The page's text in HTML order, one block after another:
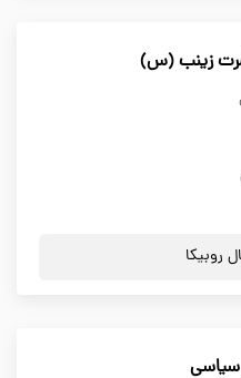
زینب (س)
روبیکا
سیاسی